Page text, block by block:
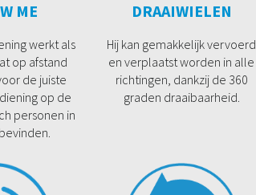
ME
werkt als
op afstand
de juiste
op de
personen in
DRAAIWIELEN
Hij kan gemakkelijk vervoerd
en verplaatst worden in alle
richtingen, dankzij de 360
graden draaibaarheid.